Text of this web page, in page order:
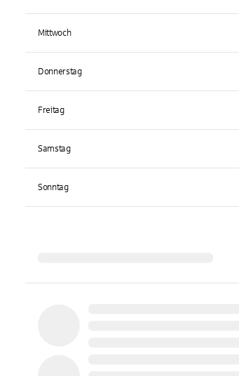
Mittwoch
Donnerstag
Freitag
Samstag
Sonntag